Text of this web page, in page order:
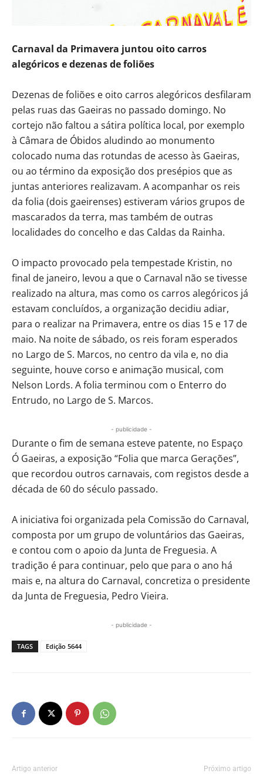
Carnaval da Primavera juntou oito carros
alegóricos e dezenas de foliões
Dezenas de foliões e oito carros alegóricos desfilaram
pelas ruas das Gaeiras no passado domingo. No
cortejo não faltou a sátira política local, por exemplo
à Câmara de Óbidos aludindo ao monumento
colocado numa das rotundas de acesso às Gaeiras,
ou ao término da exposição dos presépios que as
juntas anteriores realizavam. A acompanhar os reis
da folia (dois gaeirenses) estiveram vários grupos de
mascarados da terra, mas também de outras
localidades do concelho e das Caldas da Rainha.
O impacto provocado pela tempestade Kristin, no
final de janeiro, levou a que o Carnaval não se tivesse
realizado na altura, mas como os carros alegóricos já
estavam concluídos, a organização decidiu adiar,
para o realizar na Primavera, entre os dias 15 e 17 de
maio. Na noite de sábado, os reis foram esperados
no Largo de S. Marcos, no centro da vila e, no dia
seguinte, houve corso e animação musical, com
Nelson Lords. A folia terminou com o Enterro do
Entrudo, no Largo de S. Marcos.
- publicidade -
Durante o fim de semana esteve patente, no Espaço
Ó Gaeiras, a exposição “Folia que marca Gerações”,
que recordou outros carnavais, com registos desde a
década de 60 do século passado.
A iniciativa foi organizada pela Comissão do Carnaval,
composta por um grupo de voluntários das Gaeiras,
e contou com o apoio da Junta de Freguesia. A
tradição é para continuar, pelo que para o ano há
mais e, na altura do Carnaval, concretiza o presidente
da Junta de Freguesia, Pedro Vieira.
- publicidade -
TAGS Edição 5644
Artigo anterior Próximo artigo